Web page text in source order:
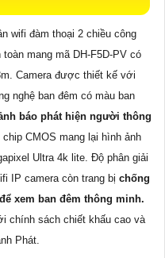
wifi đàm thoại 2 chiều công
mang mã DH-F5D-PV có
Camera được thiết kế với
nghệ ban đêm có màu ban
báo phát hiện người thông
CMOS mang lại hình ảnh
Ultra 4k lite. Độ phân giải
IP camera còn trang bị chống
xem ban đêm thông minh.
chính sách chiết khấu cao và
Phát.